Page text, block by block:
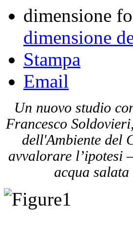
dimensione
dimensione
Stampa
Email
Un nuovo studio
Francesco
dell'Ambiente del
avvalorare l’ipotesi
acqua